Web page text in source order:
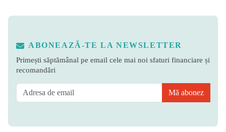
ABONEAZĂ-TE LA NEWSLETTER
Primești săptămânal pe email cele mai noi sfaturi financiare și
recomandări
Mă abonez